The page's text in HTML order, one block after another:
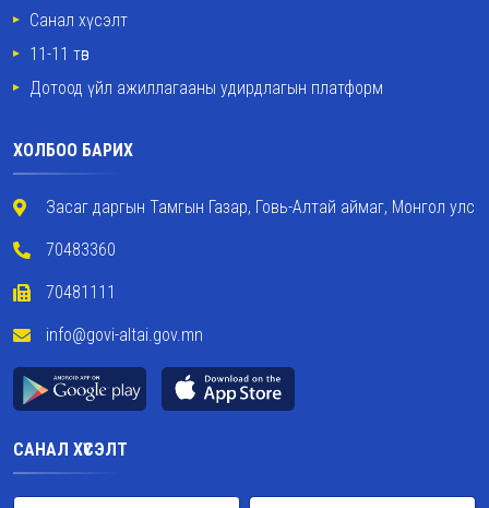
Санал хүсэлт
11-11 төв
Дотоод үйл ажиллагааны удирдлагын платформ
ХОЛБОО БАРИХ
Засаг даргын Тамгын Газар, Говь-Алтай аймаг, Монгол улс
70483360
70481111
info@govi-altai.gov.mn
САНАЛ ХҮСЭЛТ